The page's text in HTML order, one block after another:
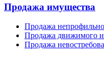
Продажа имущества
Продажа
Продажа движимого
Продажа